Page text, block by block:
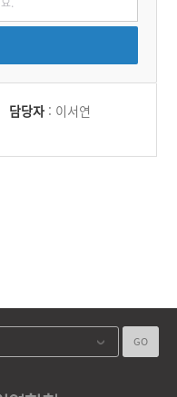
담당자 : 이서연
GO